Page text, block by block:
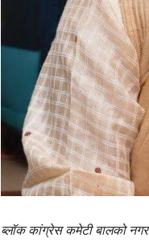
ब्लॉक कांग्रेस कमेटी बालको नगर